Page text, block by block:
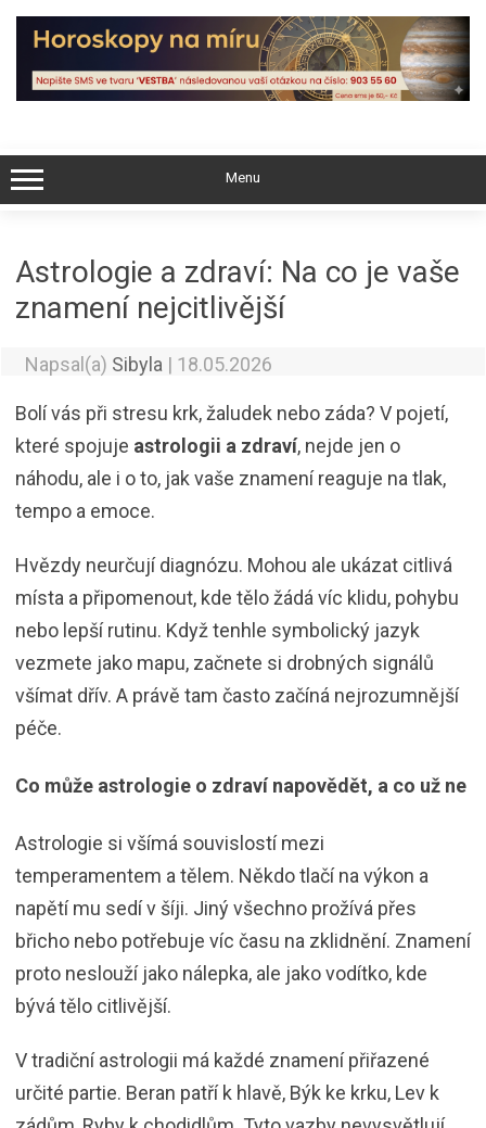
Skip
content
Menu
Astrologie a zdraví: Na co je vaše
znamení nejcitlivější
Napsal(a) Sibyla | 18.05.2026
Bolí vás při stresu krk, žaludek nebo záda? V pojetí,
které spojuje astrologii a zdraví, nejde jen o
náhodu, ale i o to, jak vaše znamení reaguje na tlak,
tempo a emoce.
Hvězdy neurčují diagnózu. Mohou ale ukázat citlivá
místa a připomenout, kde tělo žádá víc klidu, pohybu
nebo lepší rutinu. Když tenhle symbolický jazyk
vezmete jako mapu, začnete si drobných signálů
všímat dřív. A právě tam často začíná nejrozumnější
péče.
Co může astrologie o zdraví napovědět, a co už ne
Astrologie si všímá souvislostí mezi
temperamentem a tělem. Někdo tlačí na výkon a
napětí mu sedí v šíji. Jiný všechno prožívá přes
břicho nebo potřebuje víc času na zklidnění. Znamení
proto neslouží jako nálepka, ale jako vodítko, kde
bývá tělo citlivější.
V tradiční astrologii má každé znamení přiřazené
určité partie. Beran patří k hlavě, Býk ke krku, Lev k